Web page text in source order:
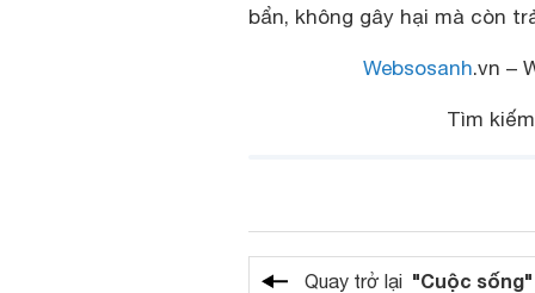
bẩn, không gây hại mà còn
Websosanh.vn –
Tìm
Quay trở lại "Cuộc sống"